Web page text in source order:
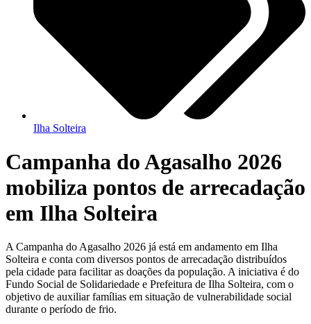
Ilha Solteira
Campanha do Agasalho 2026
mobiliza pontos de arrecadação
em Ilha Solteira
A Campanha do Agasalho 2026 já está em andamento em Ilha
Solteira e conta com diversos pontos de arrecadação distribuídos
pela cidade para facilitar as doações da população. A iniciativa é do
Fundo Social de Solidariedade e Prefeitura de Ilha Solteira, com o
objetivo de auxiliar famílias em situação de vulnerabilidade social
durante o período de frio.